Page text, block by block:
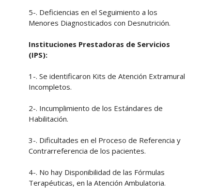
5-. Deficiencias en el Seguimiento a los
Menores Diagnosticados con Desnutrición.
Instituciones Prestadoras de Servicios
(IPS):
1-. Se identificaron Kits de Atención Extramural
Incompletos.
2-. Incumplimiento de los Estándares de
Habilitación.
3-. Dificultades en el Proceso de Referencia y
Contrarreferencia de los pacientes.
4-. No hay Disponibilidad de las Fórmulas
Terapéuticas, en la Atención Ambulatoria.